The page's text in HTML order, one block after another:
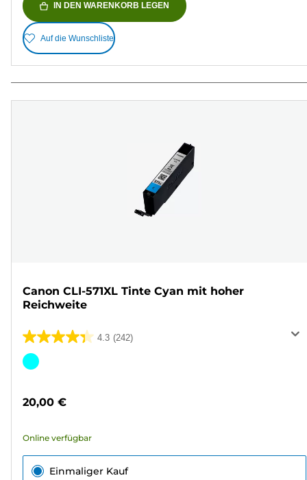
IN DEN WARENKORB LEGEN
Auf die Wunschliste
Canon CLI-571XL Tinte Cyan mit hoher
Reichweite
4.3 (242)
4.3
von
242
Farbpatrone
20,00 €
Online verfügbar
Einmaliger Kauf